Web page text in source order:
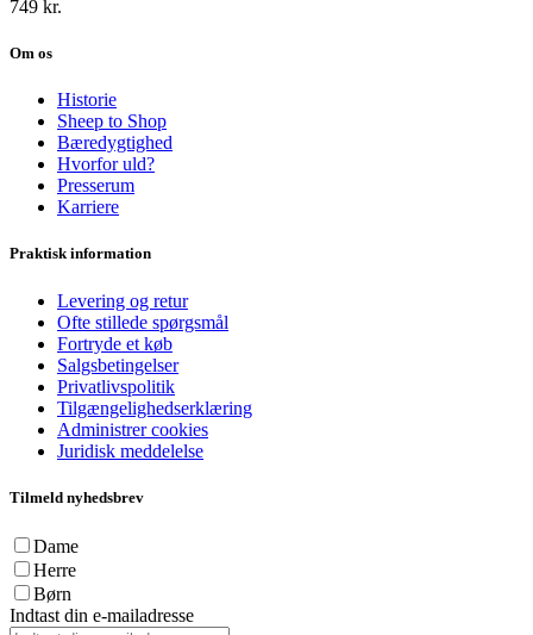
749 kr.
Om os
Historie
Sheep to Shop
Bæredygtighed
Hvorfor uld?
Presserum
Karriere
Praktisk information
Levering og retur
Ofte stillede spørgsmål
Fortryde et køb
Salgsbetingelser
Privatlivspolitik
Tilgængelighedserklæring
Administrer cookies
Juridisk meddelelse
Tilmeld nyhedsbrev
Dame
Herre
Børn
Indtast din e-mailadresse